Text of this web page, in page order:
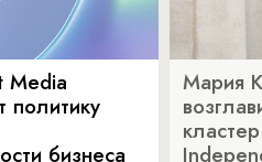
Media
политику
бизнеса
Мария